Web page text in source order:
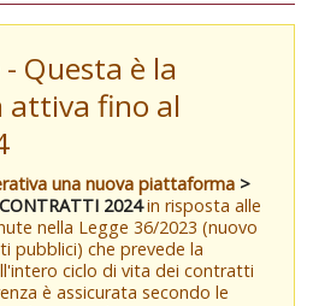
Questa è la
fino al
una nuova piattaforma >
2024in risposta alle
nella Legge 36/2023 (nuovo
pubblici) che prevede la
ciclo di vita dei contratti
è assicurata secondo le